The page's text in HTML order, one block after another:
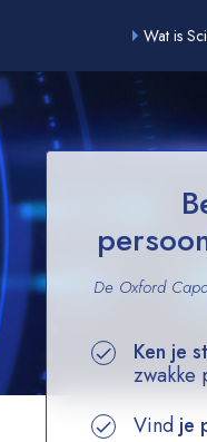
Wat is
De Oxford
Ken je
zwakke
Vindje